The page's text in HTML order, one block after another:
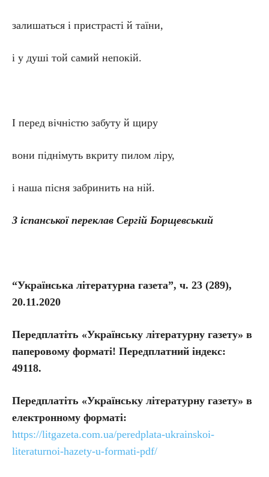
залишаться і пристрасті й таїни,
і у душі той самий непокій.
І перед вічністю забуту й щиру
вони піднімуть вкриту пилом ліру,
і наша пісня забринить на ній.
З іспанської переклав Сергій Борщевський
“Українська літературна газета”, ч. 23 (289),
20.11.2020
Передплатіть «Українську літературну газету» в
паперовому форматі! Передплатний індекс:
49118.
Передплатіть «Українську літературну газету» в
електронному форматі:
https://litgazeta.com.ua/peredplata-ukrainskoi-
literaturnoi-hazety-u-formati-pdf/